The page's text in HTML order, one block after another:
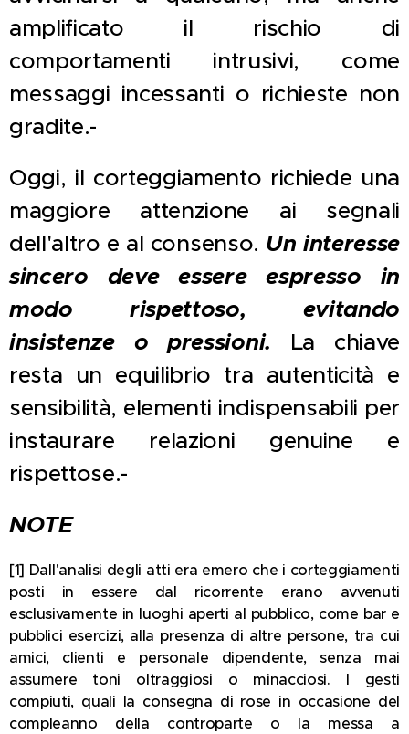
amplificato il rischio di
comportamenti intrusivi, come
messaggi incessanti o richieste non
gradite.-
Oggi, il corteggiamento richiede una
maggiore attenzione ai segnali
dell'altro e al consenso. Un interesse
sincero deve essere espresso in
modo rispettoso, evitando
insistenze o pressioni. La chiave
resta un equilibrio tra autenticità e
sensibilità, elementi indispensabili per
instaurare relazioni genuine e
rispettose.-
NOTE
[1] Dall'analisi degli atti era emero che i corteggiamenti
posti in essere dal ricorrente erano avvenuti
esclusivamente in luoghi aperti al pubblico, come bar e
pubblici esercizi, alla presenza di altre persone, tra cui
amici, clienti e personale dipendente, senza mai
assumere toni oltraggiosi o minacciosi. I gesti
compiuti, quali la consegna di rose in occasione del
compleanno della controparte o la messa a